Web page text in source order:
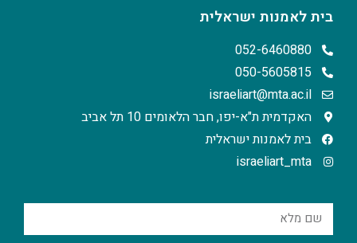
בית לאמנות ישראלית
052-6460880
050-5605815
israeliart@mta.ac.il
האקדמית ת"א-יפו, חבר הלאומים 10 תל אביב
בית לאמנות ישראלית
israeliart_mta